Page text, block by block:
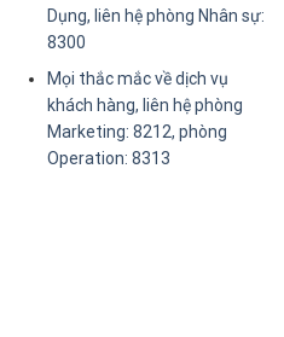
Dụng, liên hệ phòng Nhân sự:
8300
Mọi thắc mắc về dịch vụ
khách hàng, liên hệ phòng
Marketing: 8212, phòng
Operation: 8313